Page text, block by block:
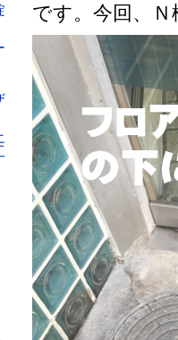
です。今回、